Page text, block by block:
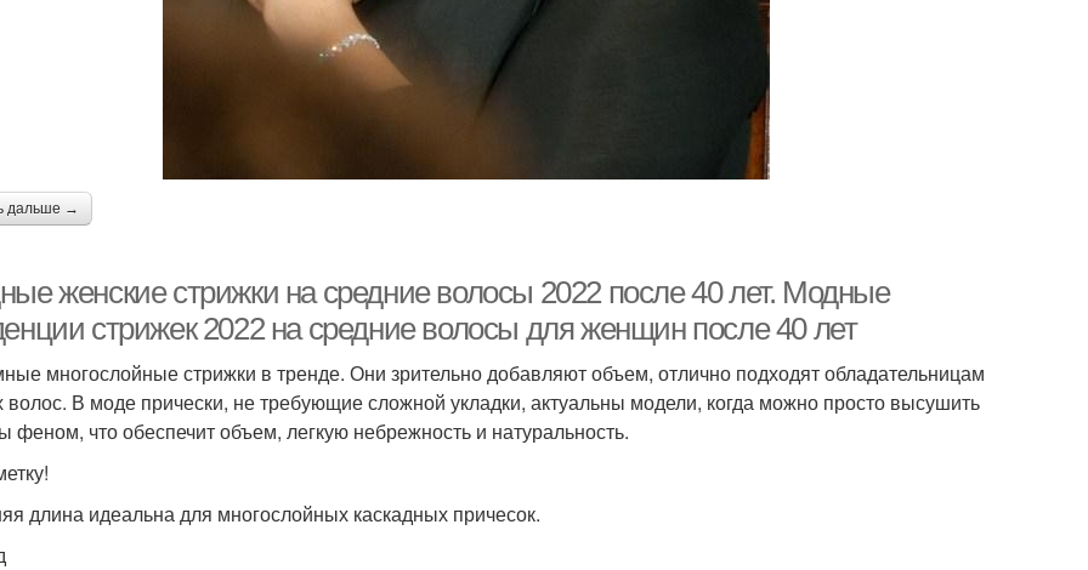
дальше →
женские стрижки на средние волосы 2022 после 40 лет. Модные
стрижек 2022 на средние волосы для женщин после 40 лет
многослойные стрижки в тренде. Они зрительно добавляют объем, отлично подходят обладательницам
волос. В моде прически, не требующие сложной укладки, актуальны модели, когда можно просто высушить
феном, что обеспечит объем, легкую небрежность и натуральность.
длина идеальна для многослойных каскадных причесок.